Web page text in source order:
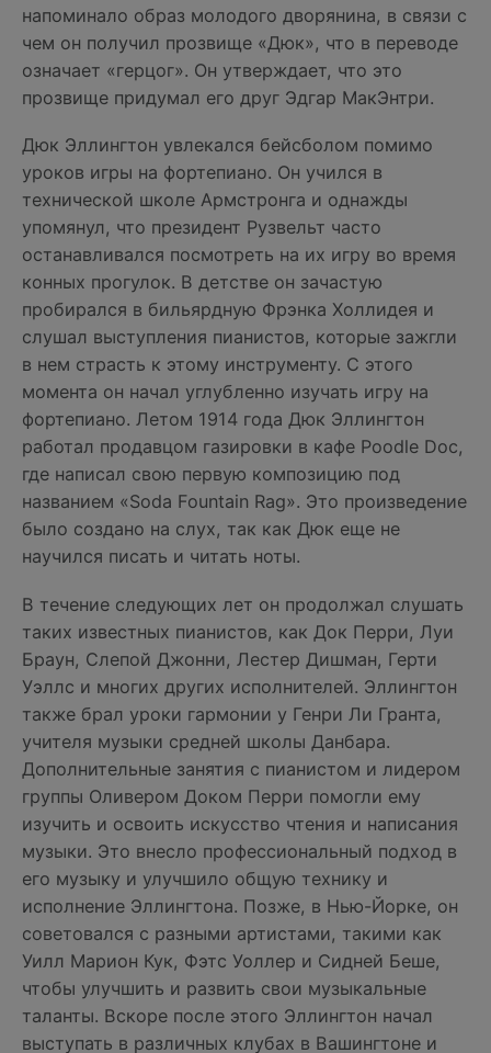
напоминало образ молодого дворянина, в связи с
чем он получил прозвище «Дюк», что в переводе
означает «герцог». Он утверждает, что это
прозвище придумал его друг Эдгар МакЭнтри.
Дюк Эллингтон увлекался бейсболом помимо
уроков игры на фортепиано. Он учился в
технической школе Армстронга и однажды
упомянул, что президент Рузвельт часто
останавливался посмотреть на их игру во время
конных прогулок. В детстве он зачастую
пробирался в бильярдную Фрэнка Холлидея и
слушал выступления пианистов, которые зажгли
в нем страсть к этому инструменту. С этого
момента он начал углубленно изучать игру на
фортепиано. Летом 1914 года Дюк Эллингтон
работал продавцом газировки в кафе Poodle Doc,
где написал свою первую композицию под
названием «Soda Fountain Rag». Это произведение
было создано на слух, так как Дюк еще не
научился писать и читать ноты.
В течение следующих лет он продолжал слушать
таких известных пианистов, как Док Перри, Луи
Браун, Слепой Джонни, Лестер Дишман, Герти
Уэллс и многих других исполнителей. Эллингтон
также брал уроки гармонии у Генри Ли Гранта,
учителя музыки средней школы Данбара.
Дополнительные занятия с пианистом и лидером
группы Оливером Доком Перри помогли ему
изучить и освоить искусство чтения и написания
музыки. Это внесло профессиональный подход в
его музыку и улучшило общую технику и
исполнение Эллингтона. Позже, в Нью-Йорке, он
советовался с разными артистами, такими как
Уилл Марион Кук, Фэтс Уоллер и Сидней Беше,
чтобы улучшить и развить свои музыкальные
таланты. Вскоре после этого Эллингтон начал
выступать в различных клубах в Вашингтоне и